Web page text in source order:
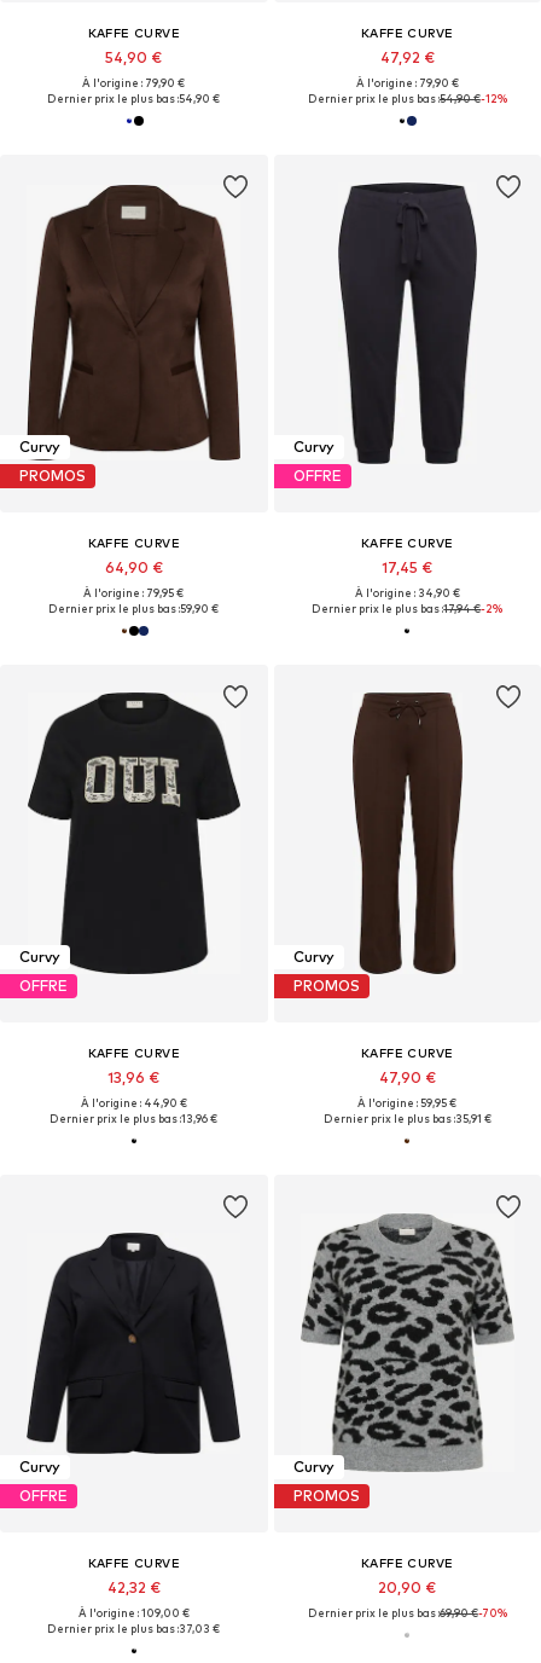
KAFFE CURVE
54,90 €
À l'origine : 79,90 €
Dernier prix le plus bas :54,90 €
KAFFE CURVE
47,92 €
À l'origine : 79,90 €
Dernier prix le plus bas :54,90 €-12%
Curvy
PROMOS
KAFFE CURVE
64,90 €
À l'origine : 79,95 €
Dernier prix le plus bas :59,90 €
Curvy
OFFRE
KAFFE CURVE
17,45 €
À l'origine : 34,90 €
Dernier prix le plus bas :17,94 €-2%
Curvy
OFFRE
KAFFE CURVE
13,96 €
À l'origine : 44,90 €
Dernier prix le plus bas :13,96 €
Curvy
PROMOS
KAFFE CURVE
47,90 €
À l'origine : 59,95 €
Dernier prix le plus bas :35,91 €
Curvy
OFFRE
KAFFE CURVE
42,32 €
À l'origine : 109,00 €
Dernier prix le plus bas :37,03 €
Curvy
PROMOS
KAFFE CURVE
20,90 €
Dernier prix le plus bas :69,90 €-70%